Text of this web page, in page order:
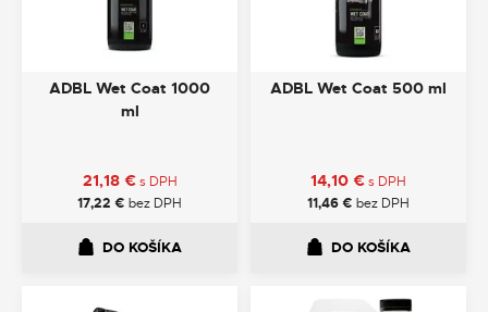
ADBL Wet Coat 1000
ml
21,18 € s DPH
17,22 € bez DPH
DO KOŠÍKA
ADBL Wet Coat 500 ml
14,10 €s DPH
11,46€ bez DPH
DO KOŠÍKA